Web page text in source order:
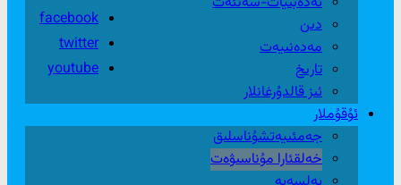
facebook
twitter
youtube
دىن
مەدەنىيەت
تارىخ
ئىز قالدۇرغانلار
ئۇقۇملار
جەمئىيەتشۇناسلىق
خەلقئارا مۇناسىۋەت